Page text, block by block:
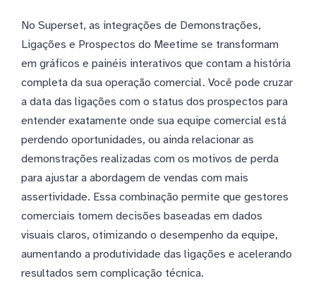
No Superset, as integrações de Demonstrações,
Ligações e Prospectos do Meetime se transformam
em gráficos e painéis interativos que contam a história
completa da sua operação comercial. Você pode cruzar
a data das ligações com o status dos prospectos para
entender exatamente onde sua equipe comercial está
perdendo oportunidades, ou ainda relacionar as
demonstrações realizadas com os motivos de perda
para ajustar a abordagem de vendas com mais
assertividade. Essa combinação permite que gestores
comerciais tomem decisões baseadas em dados
visuais claros, otimizando o desempenho da equipe,
aumentando a produtividade das ligações e acelerando
resultados sem complicação técnica.